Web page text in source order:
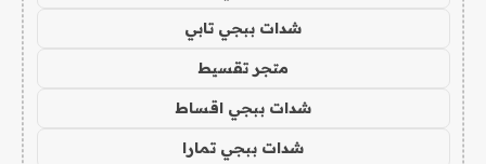
شدات ببجي تابي
متجر تقسيط
شدات ببجي اقساط
شدات ببجي تمارا